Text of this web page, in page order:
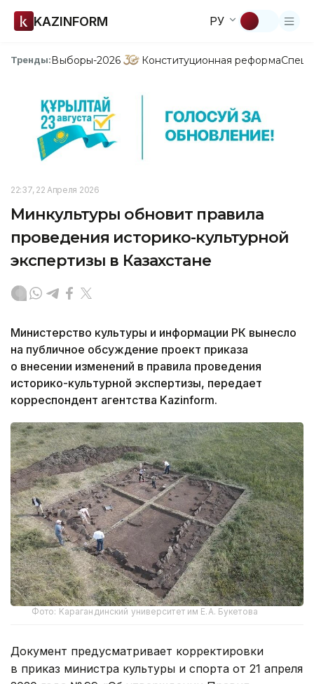
KAZINFORM РУ
Тренды:Выборы-2026 Конституционная реформа
22:37, 22 Апреля 2026
Минкультуры обновит правила
проведения историко-культурной
экспертизы в Казахстане
Министерство культуры и информации РК вынесло
на публичное обсуждение проект приказа
о внесении изменений в правила проведения
историко-культурной экспертизы, передает
корреспондент агентства Kazinform.
Фото: Kарагандинский университет им Е.А. Букетова
Документ предусматривает корректировки
в приказ министра культуры и спорта от 21 апреля